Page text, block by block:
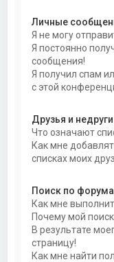
Личные
Я не могу
Я постоянно
сообщения!
Я получил спам
с этой
Друзья и недруги
Что означают
Как мне
списках моих
Поиск по
Как мне
Почему мой
В результате
страницу!
Как мне найти